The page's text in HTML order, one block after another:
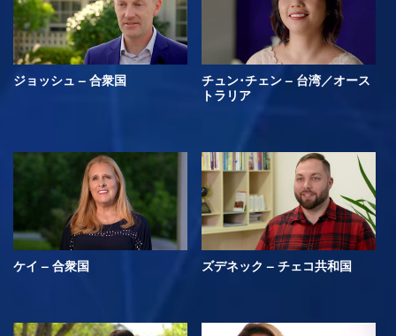
ジョッシュ – 合衆国
チュン･チェン – 台湾／オース
トラリア
ケイ – 合衆国 ズデネック – チェコ共和国